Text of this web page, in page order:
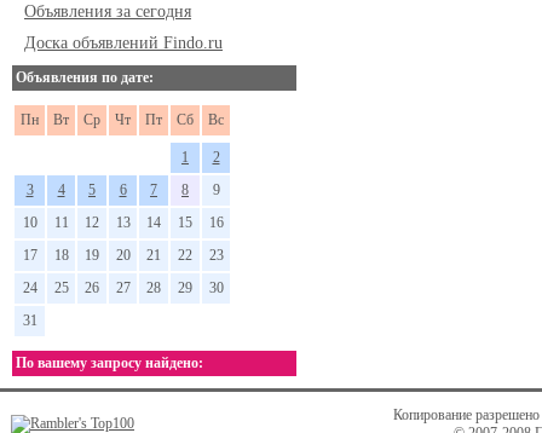
Объявления за сегодня
Доска объявлений Findo.ru
Объявления по дате:
Пн Вт Ср Чт Пт Сб Вс
1
2
3
4 5 6 7 8
9
10
11 12 13 14 15
16
17
18 19 20 21 22
23
24
25 26 27 28 29
30
31
По вашему запросу найдено:
Копирование